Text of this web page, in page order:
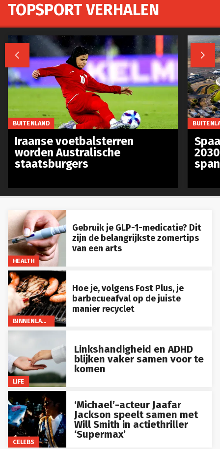
HEALTH
Gebruik je GLP-1-medicatie? Dit
zijn de belangrijkste zomertips
van een arts
BINNENLAND
Hoe je, volgens Fost Plus, je
barbecueafval op de juiste
manier recyclet
LIFE
Linkshandigheid en ADHD
blijken vaker samen voor te
komen
CELEBS
‘Michael’-acteur Jaafar
Jackson speelt samen met
Will Smith in actiethriller
‘Supermax’
TOPSPORT VERHALEN
 
BUITENLAND
Iraanse voetbalsterren
worden Australische
staatsburgers